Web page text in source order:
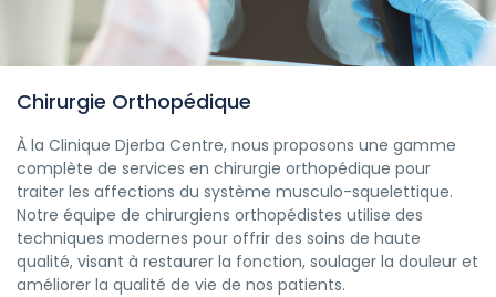
Chirurgie Orthopédique
À la Clinique Djerba Centre, nous proposons une gamme
complète de services en chirurgie orthopédique pour
traiter les affections du système musculo-squelettique.
Notre équipe de chirurgiens orthopédistes utilise des
techniques modernes pour offrir des soins de haute
qualité, visant à restaurer la fonction, soulager la douleur et
améliorer la qualité de vie de nos patients.